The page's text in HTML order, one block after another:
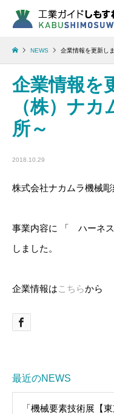
NEWS 企業情報を更新し
企業情報
（株）ナ
所～
2018.10.29
株式会社ナカムラ機械
事業内容に 「 ハー
しました。
企業情報はこちらから
最近のNEWS
「機械要素技術展【